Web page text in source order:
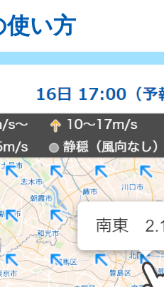
使い方